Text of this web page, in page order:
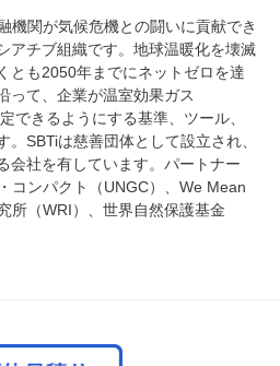
機関が気候危機との闘いに貢献でき
アチブ組織です。地球温暖化を壊滅
とも2050年までにネットゼロを達
って、企業が温室効果ガス
できるようにする基準、ツール、
SBTiは慈善団体として設立され、
会社を有しています。パートナー
コンパクト（UNGC）、We Mean
所（WRI）、世界自然保護基金